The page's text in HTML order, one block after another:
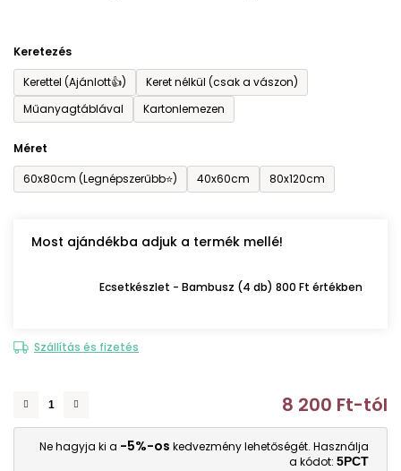
Keretezés
Kerettel (Ajánlott👍)
Keret nélkül (csak a vászon)
Műanyagtáblával
Kartonlemezen
Méret
60x80cm (Legnépszerűbb⭐)
40x60cm 80x120cm
Most ajándékba adjuk a termék mellé!
Ecsetkészlet - Bambusz (4 db) 800 Ft értékben
Szállítás és fizetés
8 200 Ft-tól
Ne hagyja ki a -5%-os kedvezmény lehetőségét. Használja
a kódot: 5PCT